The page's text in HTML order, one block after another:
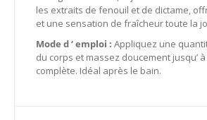
les extraits de fenouil et de dictame,
et une sensation de fraîcheur toute la
Mode d ‘ emploi : Appliquez une
du corps et massez doucement jusqu’
complète. Idéal après le bain.